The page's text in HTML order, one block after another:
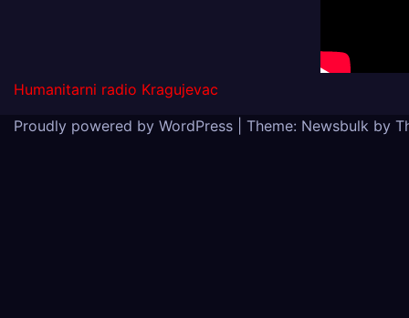
Humanitarni radio Kragujevac
Proudly powered by WordPress
Theme: Newsbulk by